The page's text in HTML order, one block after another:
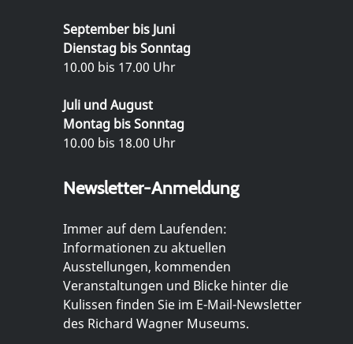
September bis Juni
Dienstag bis Sonntag
10.00 bis 17.00 Uhr
Juli und August
Montag bis Sonntag
10.00 bis 18.00 Uhr
Newsletter-Anmeldung
Immer auf dem Laufenden:
Informationen zu aktuellen
Ausstellungen, kommenden
Veranstaltungen und Blicke hinter die
Kulissen finden Sie im E-Mail-Newsletter
des Richard Wagner Museums.